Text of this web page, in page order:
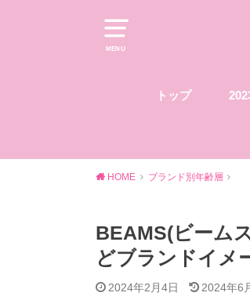
MENU
トップ
HOME ブランド別年齢層
BEAMS(ビーム
どブランドイメ
2024年2月4日 2024年6